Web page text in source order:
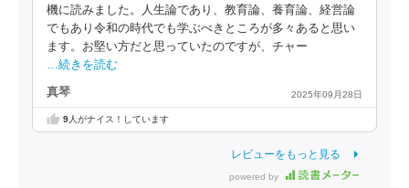
機に読みました。人生論であり、教育論、養育論、経営論
でもあり令和の時代でも学ぶべきところが多々あると思い
ます。お堅い方だと思っていたのですが、チャー
…続きを読む
真琴 2025年09月28日
9人がナイス！しています
レビューをもっと見る
powered by